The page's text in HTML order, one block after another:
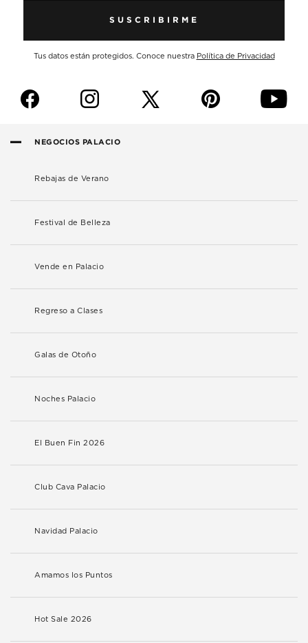
SUSCRIBIRME
Tus datos están protegidos. Conoce nuestra Política de Privacidad
f i p y
NEGOCIOS PALACIO
Rebajas de Verano
Festival de Belleza
Vende en Palacio
Regreso a Clases
Galas de Otoño
Noches Palacio
El Buen Fin 2026
Club Cava Palacio
Navidad Palacio
Amamos los Puntos
Hot Sale 2026